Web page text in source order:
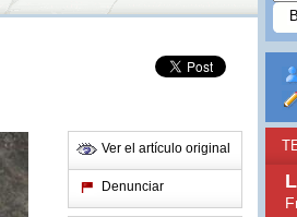
Ver el artículo original
Denunciar